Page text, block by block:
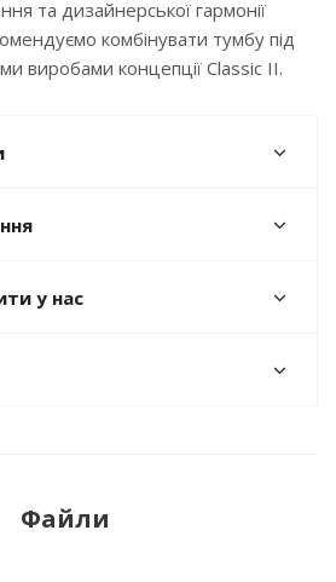
та дизайнерської гармонії
комбінувати тумбу під
виробами концепції Classic II.
у нас
Файли